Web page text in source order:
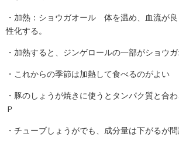
・加熱：ショウガオール 体を温め、血流が
性化する。
・加熱すると、ジンゲロールの一部がショウガ
・これからの季節は加熱して食べるのがよい
・豚のしょうが焼きに使うとタンパク質と合
Ｐ
・チューブしょうがでも、成分量は下がるが